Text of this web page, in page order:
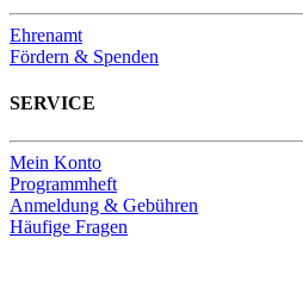
Ehrenamt
Fördern & Spenden
SERVICE
Mein Konto
Programmheft
Anmeldung & Gebühren
Häufige Fragen